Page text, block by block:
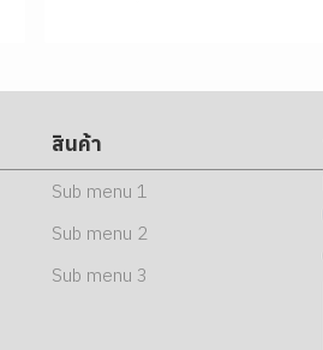
สินค้า
Sub menu 1
Sub menu 2
Sub menu 3